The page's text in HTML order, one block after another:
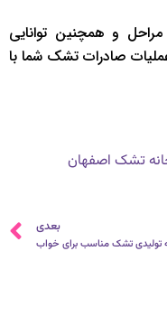
و همچنین توانایی
صادرات تشک شما با
تشک اصفهان
بعدی
تولیدی تشک مناسب برای خواب